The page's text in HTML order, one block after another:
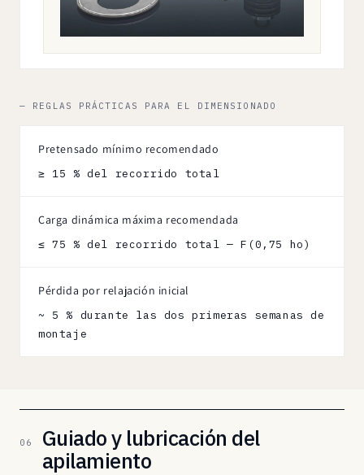
— REGLAS PRÁCTICAS PARA EL DIMENSIONADO
Pretensado mínimo recomendado
≥ 15 % del recorrido total
Carga dinámica máxima recomendada
≤ 75 % del recorrido total — F(0,75 ho)
Pérdida por relajación inicial
~ 5 % durante las dos primeras semanas de
montaje
06
Guiado y lubricación del
apilamiento